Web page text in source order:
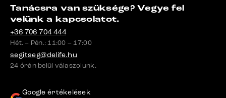
Tanácsra van szüksége? Vegye fel
velünk a kapcsolatot.
+36 706 704 444
Hét. – Pén.: 11:00 – 17:00
segitseg@delife.hu
24 órán belül válaszolunk.
Google értékelések